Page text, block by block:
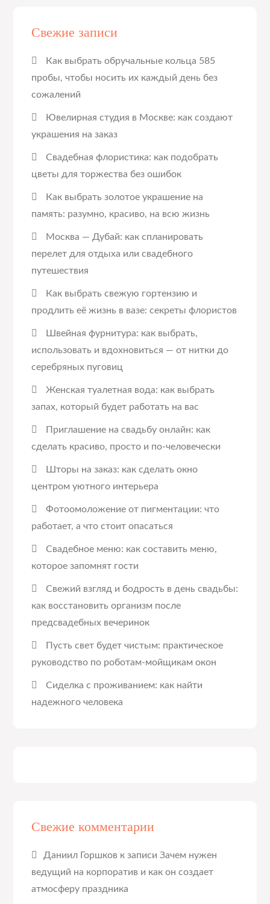
Свежие записи
Как выбрать обручальные кольца 585
пробы, чтобы носить их каждый день без
сожалений
Ювелирная студия в Москве: как создают
украшения на заказ
Свадебная флористика: как подобрать
цветы для торжества без ошибок
Как выбрать золотое украшение на
память: разумно, красиво, на всю жизнь
Москва — Дубай: как спланировать
перелет для отдыха или свадебного
путешествия
Как выбрать свежую гортензию и
продлить её жизнь в вазе: секреты флористов
Швейная фурнитура: как выбрать,
использовать и вдохновиться — от нитки до
серебряных пуговиц
Женская туалетная вода: как выбрать
запах, который будет работать на вас
Приглашение на свадьбу онлайн: как
сделать красиво, просто и по-человечески
Шторы на заказ: как сделать окно
центром уютного интерьера
Фотоомоложение от пигментации: что
работает, а что стоит опасаться
Свадебное меню: как составить меню,
которое запомнят гости
Свежий взгляд и бодрость в день свадьбы:
как восстановить организм после
предсвадебных вечеринок
Пусть свет будет чистым: практическое
руководство по роботам-мойщикам окон
Сиделка с проживанием: как найти
надежного человека
Свежие комментарии
Даниил Горшков к записиЗачем нужен
ведущий на корпоратив и как он создает
атмосферу праздника